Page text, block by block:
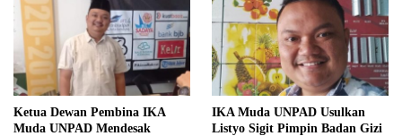
Ketua Dewan Pembina IKA
Muda UNPAD Mendesak
IKA Muda UNPAD Usulkan
Listyo Sigit Pimpin Badan Gizi